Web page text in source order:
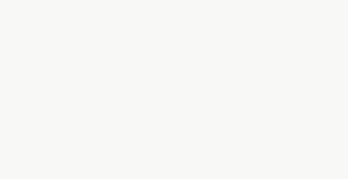
Если не хочешь
, а может
модный слитный